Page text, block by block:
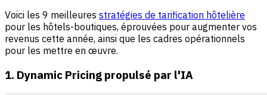
Voici les 9 meilleures stratégies de tarification hôtelière
pour les hôtels-boutiques, éprouvées pour augmenter vos
revenus cette année, ainsi que les cadres opérationnels
pour les mettre en œuvre.
1. Dynamic Pricing propulsé par l'IA